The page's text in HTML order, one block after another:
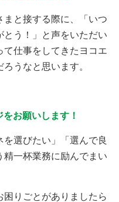
まと接する際に、「いつ
とう！」と声をいただい
て仕事をしてきたヨコエ
うなと思います。
お願いします！
選びたい」「選んで良
一杯業務に励んでまい
りごとがありましたら